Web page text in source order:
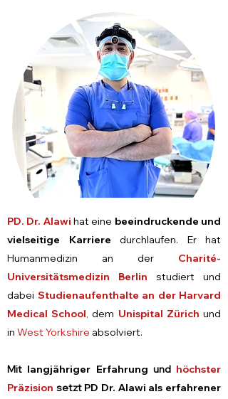
PD. Dr. Alawi hat eine beeindruckende und
vielseitige Karriere durchlaufen. Er hat
Humanmedizin an der Charité-
Universitätsmedizin Berlin studiert und
dabei Studienaufenthalte an der Harvard
Medical School, dem Unispital Zürich und
in West Yorkshire absolviert.
Mit langjähriger Erfahrung und höchster
Präzision setztPD Dr. Alawi als erfahrener